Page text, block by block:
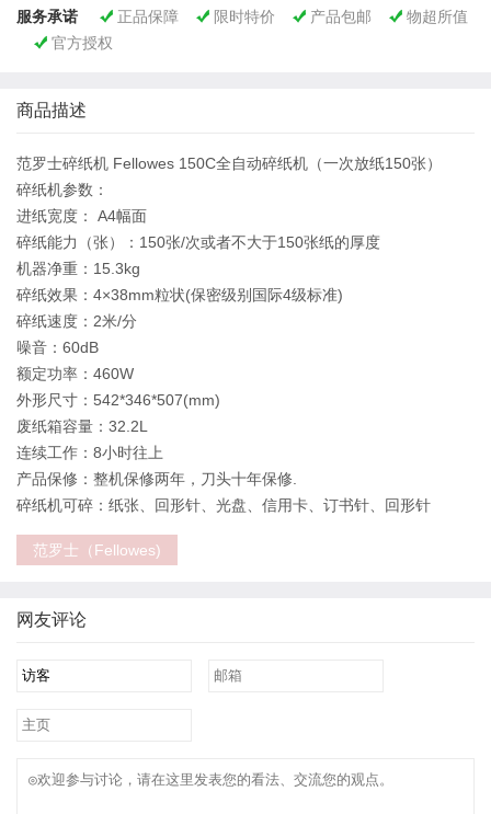
服务承诺  正品保障  限时特价  产品包邮  物超所值
 官方授权
商品描述
范罗士碎纸机 Fellowes 150C全自动碎纸机（一次放纸150张）
碎纸机参数：
进纸宽度： A4幅面
碎纸能力（张）：150张/次或者不大于150张纸的厚度
机器净重：15.3kg
碎纸效果：4×38mm粒状(保密级别国际4级标准)
碎纸速度：2米/分
噪音：60dB
额定功率：460W
外形尺寸：542*346*507(mm)
废纸箱容量：32.2L
连续工作：8小时往上
产品保修：整机保修两年，刀头十年保修.
碎纸机可碎：纸张、回形针、光盘、信用卡、订书针、回形针
范罗士（Fellowes)
网友评论